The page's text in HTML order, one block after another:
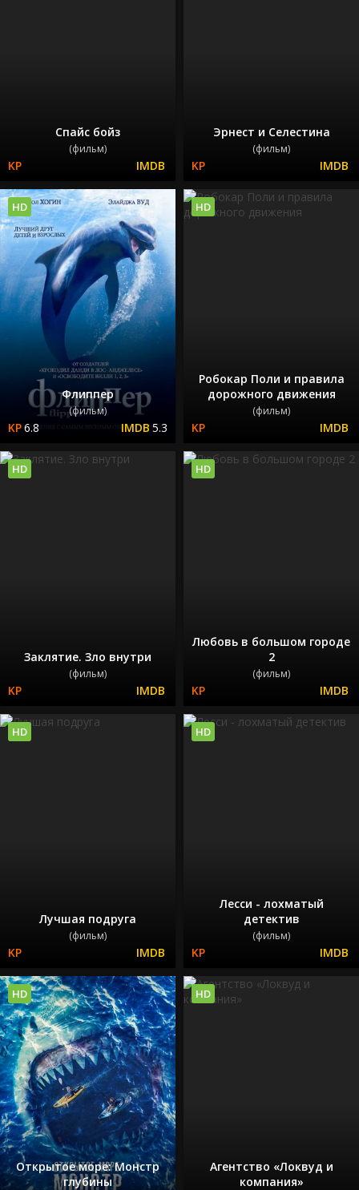
Спайс бойз
(фильм)
Эрнест и Селестина
(фильм)
Флиппер
(фильм)
6.8 5.3
HD
Робокар Поли и правила
дорожного движения
(фильм)
HD
Заклятие. Зло внутри
(фильм)
HD
Любовь в большом городе
2
(фильм)
HD
Лучшая подруга
(фильм)
HD
Лесси - лохматый
детектив
(фильм)
HD
Открытое море: Монстр
глубины
HD
Агентство «Локвуд и
компания»
HD